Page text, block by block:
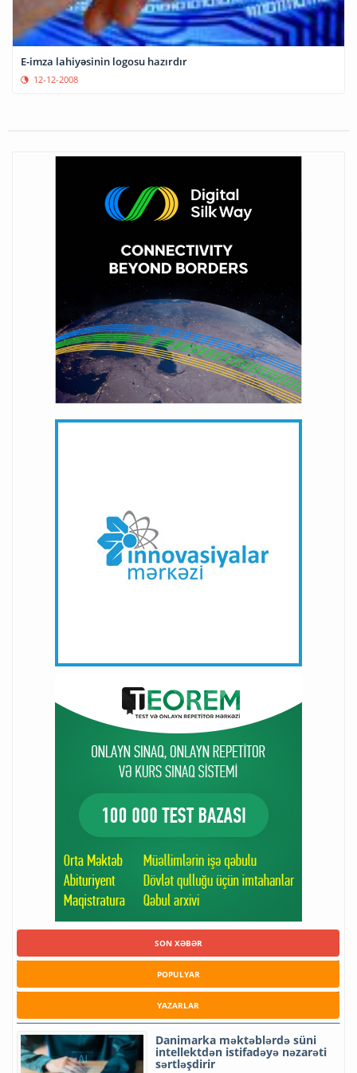
E-imza lahiyəsinin logosu hazırdır
12-12-2008
SON XƏBƏR
POPULYAR
YAZARLAR
Danimarka məktəblərdə süni
intellektdən istifadəyə nəzarəti
sərtləşdirir